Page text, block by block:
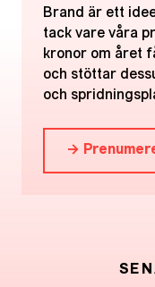
Brand är ett
tack vare våra
kronor om året
och stöttar
och
→